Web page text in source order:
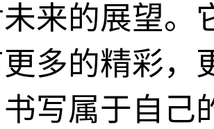
来的展望。
多的精彩，
写属于自己